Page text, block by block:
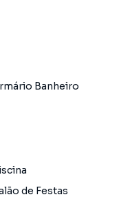
tenha acesso a
fácil acesso a comércio,
de investimento ou um
que ele pode
Banheiro
de Festas